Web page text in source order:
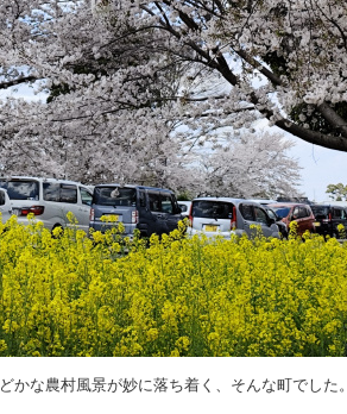
な農村風景が妙に落ち着く、そんな町でした。